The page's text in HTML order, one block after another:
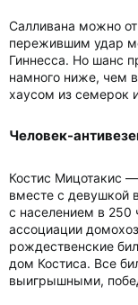
Салливана можно
пережившим удар
Гиннесса. Но шанс
намного ниже, чем
хаусом из семерок
Человек-
Костис Мицотакис
вместе с девушкой
с населением в 250
ассоциации
рождественские
дом Костиса. Все
выигрышными,